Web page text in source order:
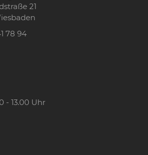
21
78 94
- 13.00 Uhr